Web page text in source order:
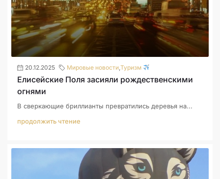
20.12.2025 Мировые новости Туризм
Елисейские Поля засияли рождественскими
огнями
В сверкающие бриллианты превратились деревья на...
продолжить чтение